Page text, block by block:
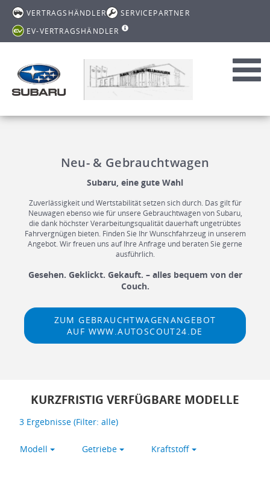
VERTRAGSHÄNDLER
SERVICEPARTNER
EV-VERTRAGSHÄNDLER
Neu- & Gebrauchtwagen
Subaru, eine gute Wahl
Zuverlässigkeit und Wertstabilität setzen sich durch. Das gilt für
Neuwagen ebenso wie für unsere Gebrauchtwagen von Subaru,
die dank höchster Verarbeitungsqualität dauerhaft ungetrübtes
Fahrvergnügen bieten. Finden Sie Ihr Wunschfahrzeug in unserem
Angebot. Wir freuen uns auf Ihre Anfrage und beraten Sie gerne
ausführlich.
Gesehen. Geklickt. Gekauft. – alles bequem von der
Couch.
ZUM GEBRAUCHTWAGENANGEBOT
AUF WWW.AUTOSCOUT24.DE
KURZFRISTIG VERFÜGBARE MODELLE
3 Ergebnisse (Filter: alle)
Modell Getriebe Kraftstoff